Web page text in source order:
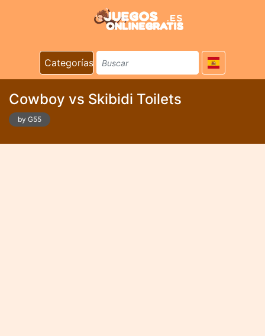
Categorías
Cowboy vs Skibidi Toilets
by G55